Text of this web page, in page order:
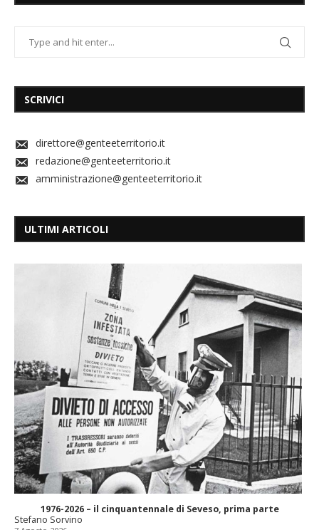
SCRIVICI
direttore@genteeterritorio.it
redazione@genteeterritorio.it
amministrazione@genteeterritorio.it
ULTIMI ARTICOLI
1976-2026 – il cinquantennale di Seveso, prima parte
Stefano Sorvino